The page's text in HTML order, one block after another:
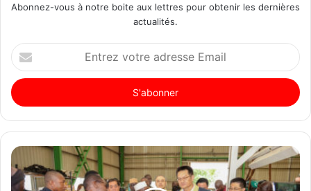
Abonnez-vous à notre boite aux lettres pour obtenir les dernières
actualités.
Entrez
votre
adresse
Email